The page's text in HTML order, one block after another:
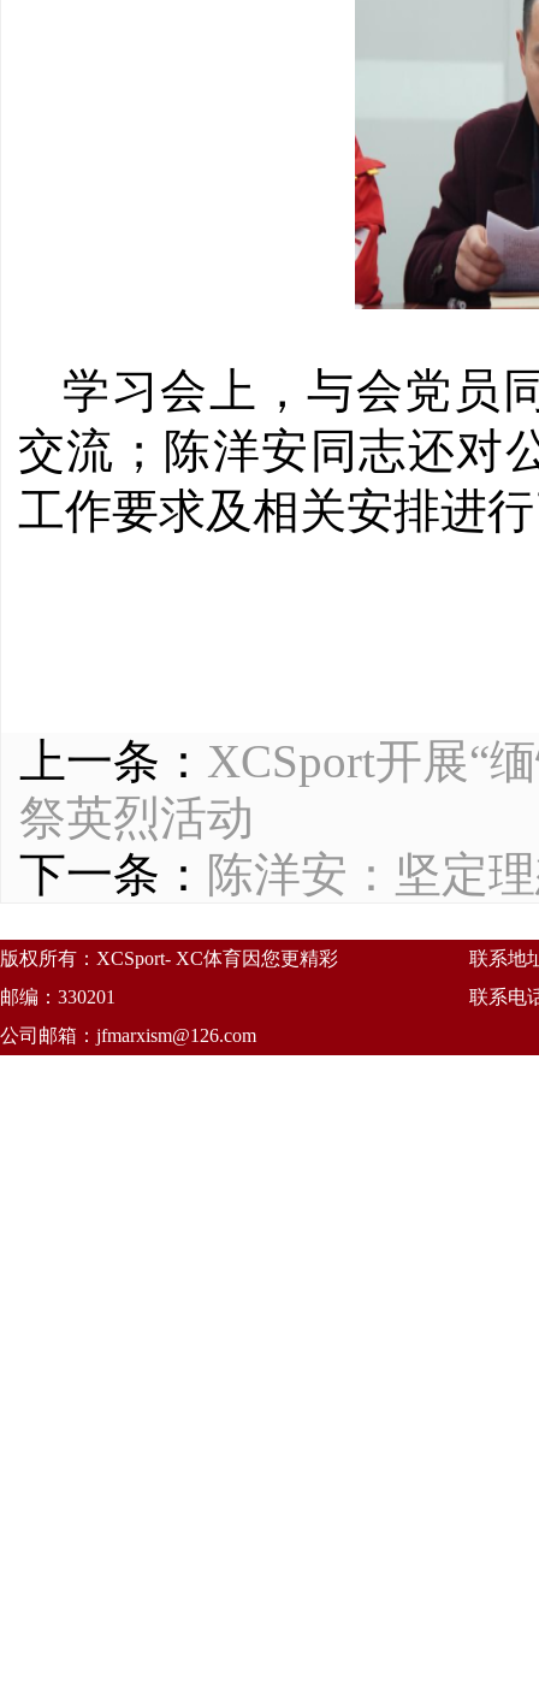
学习会上，与会党员
交流；陈洋安同志还对
工作要求及相关安排进
上一条： XCSport开展“
祭英烈活动
下一条： 陈洋安：坚定
版权所有：XCSport- XC体育因您更精彩
联系地
邮编：330201
联系电
公司邮箱： jfmarxism@126.com